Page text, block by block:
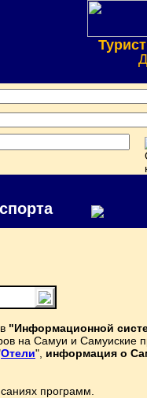
"Информационной
на Самуи и Самуиские
Отели", информация о
программ.